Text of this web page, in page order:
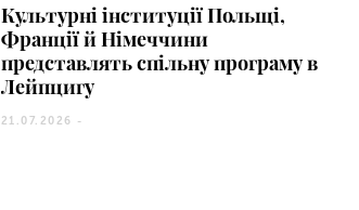
Культурні інституції Польщі,
Франції й Німеччини
представлять спільну програму в
Лейпцигу
21.07.2026 -